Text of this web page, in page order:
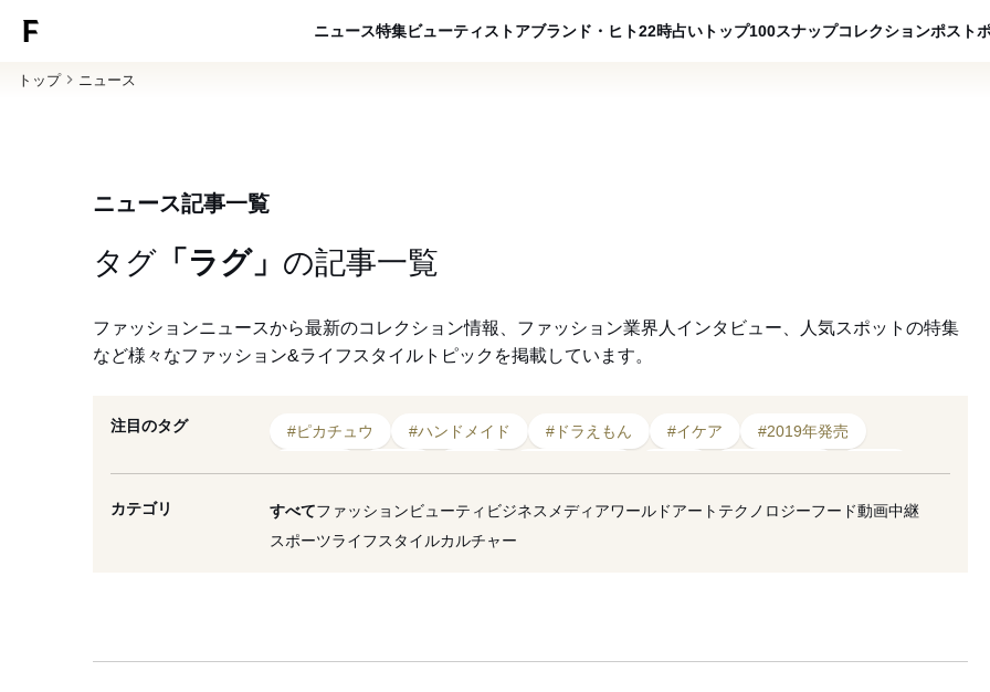
ニュース特集ビューティ ストアブランド・ヒト22時占い トップ100スナップコレクションポスト
トップ ニュース
ニュース記事一覧
タグ 「ラグ」 の記事一覧
ファッションニュースから最新のコレクション情報、ファッション業界人インタビュー、人気スポットの特集
など様々なファッション&ライフスタイルトピックを掲載しています。
注目のタグ #ピカチュウ #ハンドメイド #ドラえもん #イケア
#2019年発売
#周年
#2026年発売 #コラボレーション #三好敷物
#ポケモン
#インテリア
#2022年発売
カテゴリ すべてファッションビューティ ビジネス メディアワールドアート テクノロジーフード動画中継
スポーツライフスタイルカルチャー